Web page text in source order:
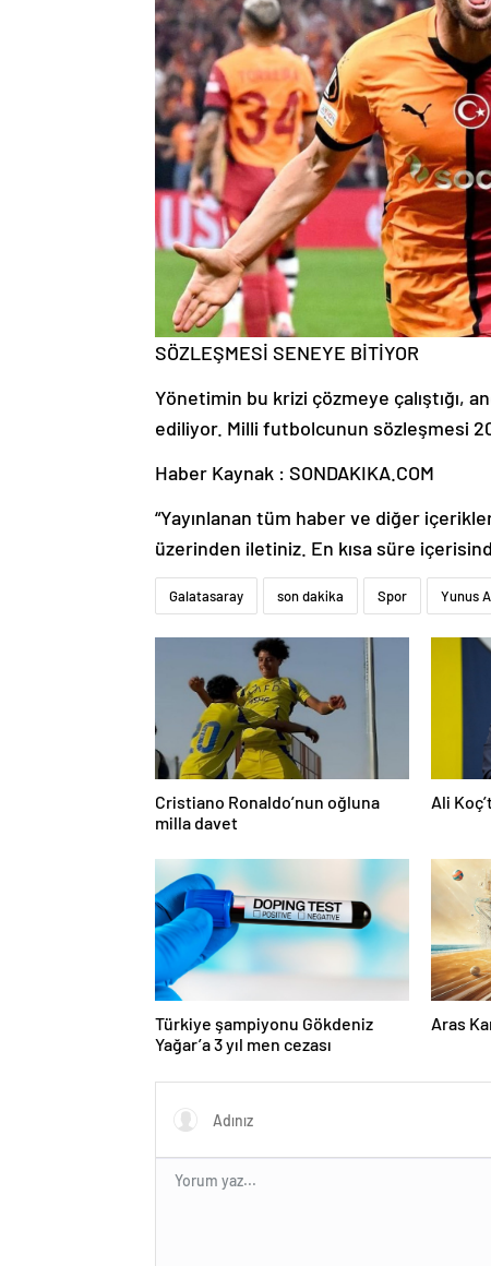
SÖZLEŞMESİ SENEYE BİTİYOR
Yönetimin bu krizi çözmeye çalıştığı,
ediliyor. Milli futbolcunun sözleşmesi
Haber Kaynak : SONDAKIKA.COM
“Yayınlanan tüm haber ve diğer
üzerinden iletiniz. En kısa süre
Galatasaray son dakika Spor Yunus
Cristiano Ronaldo’nun oğluna
milla davet
Ali
Türkiye şampiyonu Gökdeniz
Yağar’a 3 yıl men cezası
Aras